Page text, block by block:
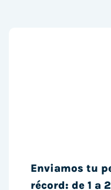
Enviamos tu
récord: de 1 a